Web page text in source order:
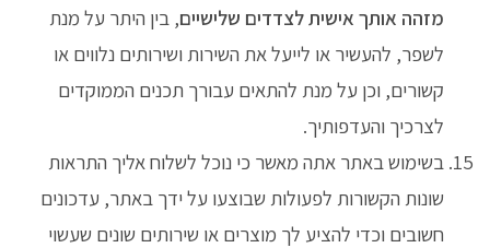
מזהה אותך אישיתלצדדים שלישיים, בין היתר על מנת
לשפר, להעשיר או לייעל את השירות ושירותים נלווים או
קשורים, וכן על מנת להתאים עבורך תכנים הממוקדים
לצרכיך והעדפותיך.
בשימוש באתר אתה מאשר כי נוכל לשלוח אליך התראות
שונות הקשורות לפעולות שבוצעו על ידך באתר, עדכונים
חשובים וכדי להציע לך מוצרים או שירותים שונים שעשוי